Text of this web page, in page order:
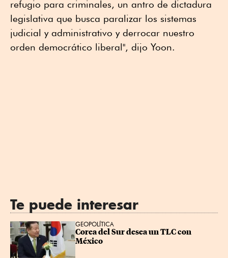
refugio para criminales, un antro de dictadura
legislativa que busca paralizar los sistemas
judicial y administrativo y derrocar nuestro
orden democrático liberal", dijo Yoon.
Te puede interesar
GEOPOLÍTICA
Corea del Sur desea un TLC con
México